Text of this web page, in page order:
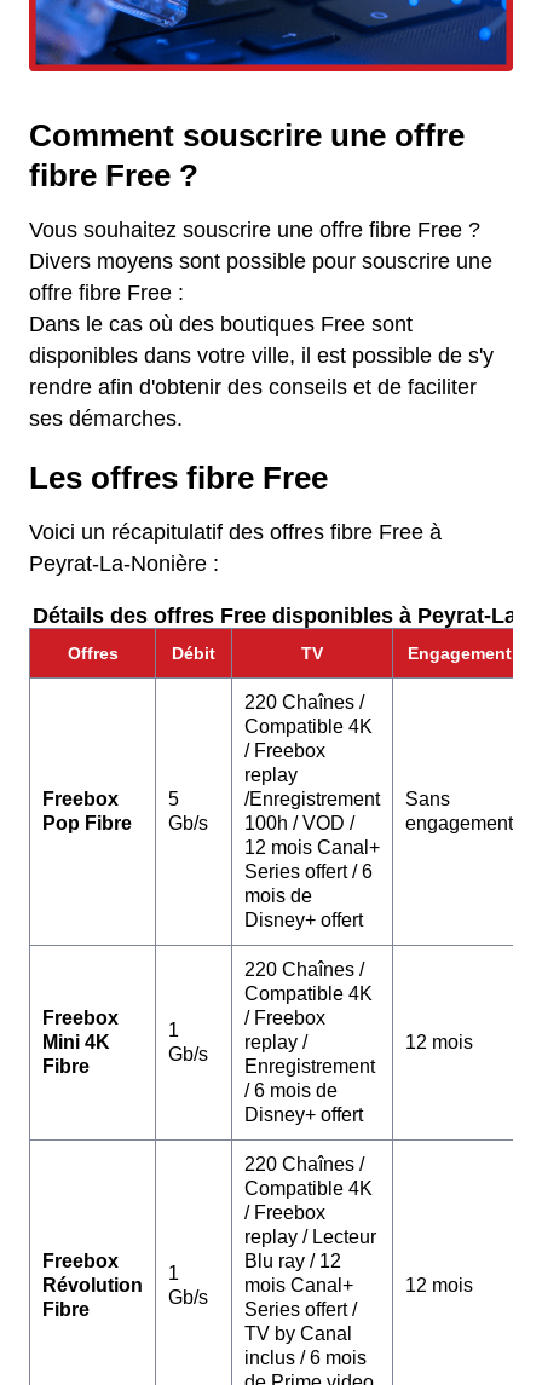
Comment souscrire une offre
fibre Free ?
Vous souhaitez souscrire une offre fibre Free ?
Divers moyens sont possible pour souscrire une
offre fibre Free :
Dans le cas où des boutiques Free sont
disponibles dans votre ville, il est possible de s'y
rendre afin d'obtenir des conseils et de faciliter
ses démarches.
Les offres fibre Free
Voici un récapitulatif des offres fibre Free à
Peyrat-La-Nonière :
Détails des offres Free disponibles à Peyrat-La-
Offres Débit TV Engagement
Freebox
Pop Fibre
5
Gb/s
220 Chaînes /
Compatible 4K
/ Freebox
replay
/Enregistrement
100h / VOD /
12 mois Canal+
Series offert / 6
mois de
Disney+ offert
Sans
engagement
Freebox
Mini 4K
Fibre
1
Gb/s
220 Chaînes /
Compatible 4K
/ Freebox
replay /
Enregistrement
/ 6 mois de
Disney+ offert
12 mois
Freebox
Révolution
Fibre
1
Gb/s
220 Chaînes /
Compatible 4K
/ Freebox
replay / Lecteur
Blu ray / 12
mois Canal+
Series offert /
TV by Canal
inclus / 6 mois
12 mois